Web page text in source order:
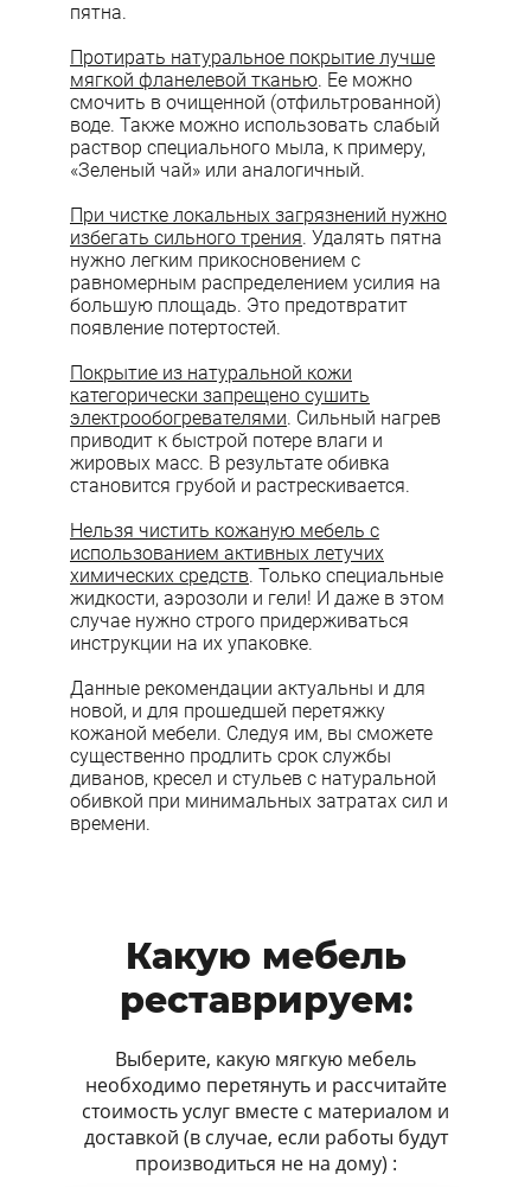
пятна.
Протирать натуральное покрытие лучше
мягкой фланелевой тканью. Ее можно
смочить в очищенной (отфильтрованной)
воде. Также можно использовать слабый
раствор специального мыла, к примеру,
«Зеленый чай» или аналогичный.
При чистке локальных загрязнений нужно
избегать сильного трения. Удалять пятна
нужно легким прикосновением с
равномерным распределением усилия на
большую площадь. Это предотвратит
появление потертостей.
Покрытие из натуральной кожи
категорически запрещено сушить
электрообогревателями. Сильный нагрев
приводит к быстрой потере влаги и
жировых масс. В результате обивка
становится грубой и растрескивается.
Нельзя чистить кожаную мебель с
использованием активных летучих
химических средств. Только специальные
жидкости, аэрозоли и гели! И даже в этом
случае нужно строго придерживаться
инструкции на их упаковке.
Данные рекомендации актуальны и для
новой, и для прошедшей перетяжку
кожаной мебели. Следуя им, вы сможете
существенно продлить срок службы
диванов, кресел и стульев с натуральной
обивкой при минимальных затратах сил и
времени.
Какую мебель
реставрируем:
Выберите, какую мягкую мебель
необходимо перетянуть и рассчитайте
стоимость услуг вместе с материалом и
доставкой (в случае, если работы будут
производиться не на дому) :